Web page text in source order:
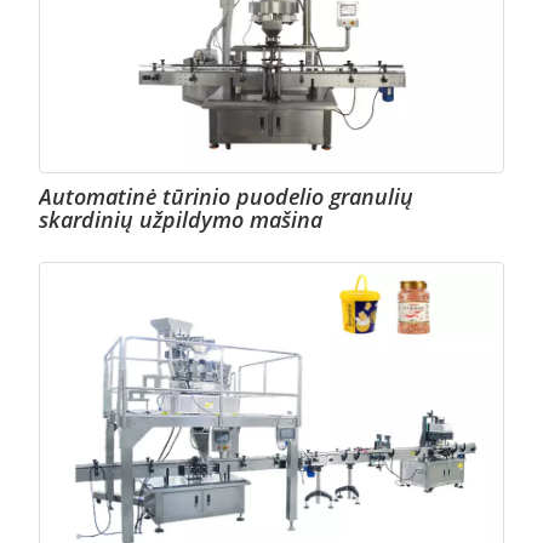
Automatinė tūrinio puodelio granulių
skardinių užpildymo mašina